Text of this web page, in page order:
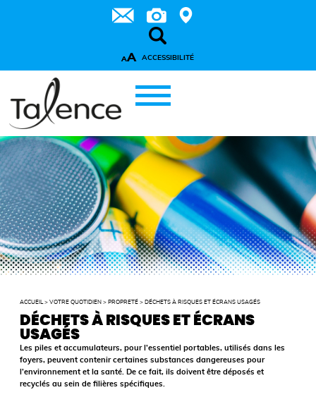
AA ACCESSIBILITÉ
ACCUEIL >VOTRE QUOTIDIEN > PROPRETÉ > DÉCHETS À RISQUES ET ÉCRANS USAGÉS
DÉCHETS À RISQUES ET ÉCRANS
USAGÉS
Les piles et accumulateurs, pour l’essentiel portables, utilisés dans les
foyers, peuvent contenir certaines substances dangereuses pour
l’environnement et la santé. De ce fait, ils doivent être déposés et
recyclés au sein de filières spécifiques.